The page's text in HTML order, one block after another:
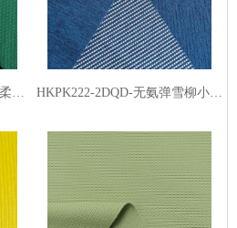
HKPK050G-2DQD-无氨弹棉柔品字格2#-丙纶黑丝（低温熨烫） HKPK222-2DQD-无氨弹雪柳小点格-丙纶白丝（低温熨烫）